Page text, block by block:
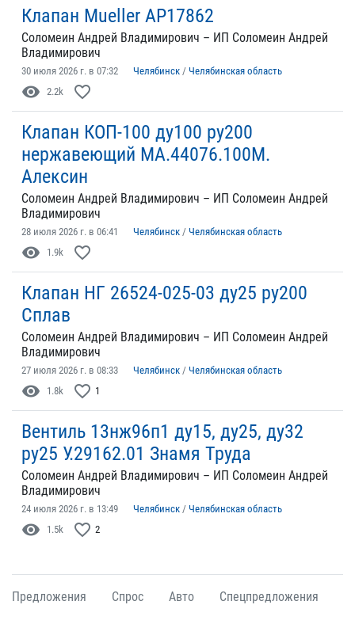
Клапан Mueller AP17862
Соломеин Андрей Владимирович – ИП Соломеин Андрей
Владимирович
30 июля 2026 г. в 07:32 Челябинск / Челябинская область
visibility 2.2k favorite_border
Клапан КОП-100 ду100 ру200
нержавеющий МА.44076.100М.
Алексин
Соломеин Андрей Владимирович – ИП Соломеин Андрей
Владимирович
28 июля 2026 г. в 06:41 Челябинск / Челябинская область
visibility 1.9k favorite_border
Клапан НГ 26524-025-03 ду25 ру200
Сплав
Соломеин Андрей Владимирович – ИП Соломеин Андрей
Владимирович
27 июля 2026 г. в 08:33 Челябинск / Челябинская область
visibility 1.8k favorite_border 1
Вентиль 13нж96п1 ду15, ду25, ду32
ру25 У.29162.01 Знамя Труда
Соломеин Андрей Владимирович – ИП Соломеин Андрей
Владимирович
24 июля 2026 г. в 13:49 Челябинск / Челябинская область
visibility 1.5k favorite_border 2
Предложения Спрос Авто Спецпредложения